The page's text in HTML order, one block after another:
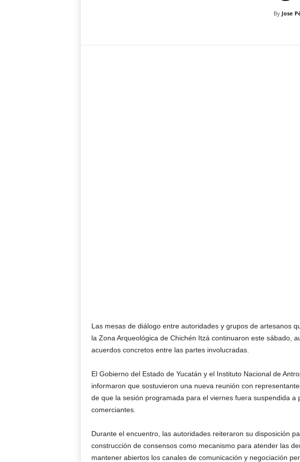
By Jose
Las mesas de diálogo entre autoridades y grupos de artesanos
la Zona Arqueológica de Chichén Itzá continuaron este sábado,
acuerdos concretos entre las partes involucradas.
El Gobierno del Estado de Yucatán y el Instituto Nacional de
informaron que sostuvieron una nueva reunión con
de que la sesión programada para el viernes fuera suspendida a
comerciantes.
Durante el encuentro, las autoridades reiteraron su disposición
construcción de consensos como mecanismo para atender las
mantener abiertos los canales de comunicación y negociación